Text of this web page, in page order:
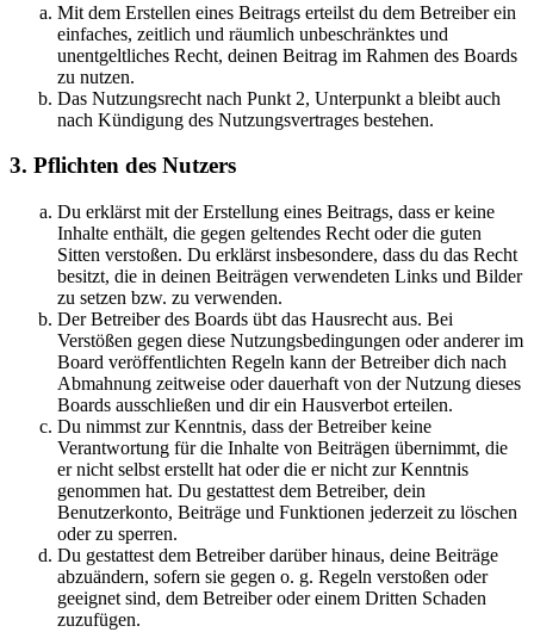
Mit dem Erstellen eines Beitrags erteilst du dem Betreiber ein
einfaches, zeitlich und räumlich unbeschränktes und
unentgeltliches Recht, deinen Beitrag im Rahmen des Boards
zu nutzen.
Das Nutzungsrecht nach Punkt 2, Unterpunkt a bleibt auch
nach Kündigung des Nutzungsvertrages bestehen.
3. Pflichten des Nutzers
Du erklärst mit der Erstellung eines Beitrags, dass er keine
Inhalte enthält, die gegen geltendes Recht oder die guten
Sitten verstoßen. Du erklärst insbesondere, dass du das Recht
besitzt, die in deinen Beiträgen verwendeten Links und Bilder
zu setzen bzw. zu verwenden.
Der Betreiber des Boards übt das Hausrecht aus. Bei
Verstößen gegen diese Nutzungsbedingungen oder anderer im
Board veröffentlichten Regeln kann der Betreiber dich nach
Abmahnung zeitweise oder dauerhaft von der Nutzung dieses
Boards ausschließen und dir ein Hausverbot erteilen.
Du nimmst zur Kenntnis, dass der Betreiber keine
Verantwortung für die Inhalte von Beiträgen übernimmt, die
er nicht selbst erstellt hat oder die er nicht zur Kenntnis
genommen hat. Du gestattest dem Betreiber, dein
Benutzerkonto, Beiträge und Funktionen jederzeit zu löschen
oder zu sperren.
Du gestattest dem Betreiber darüber hinaus, deine Beiträge
abzuändern, sofern sie gegen o. g. Regeln verstoßen oder
geeignet sind, dem Betreiber oder einem Dritten Schaden
zuzufügen.